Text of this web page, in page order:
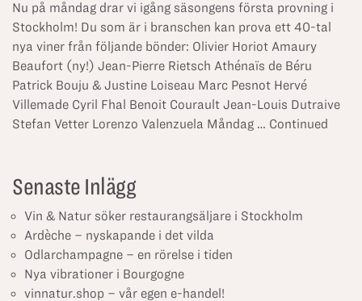
Nu på måndag drar vi igång säsongens första provning i
Stockholm! Du som är i branschen kan prova ett 40-tal
nya viner från följande bönder: Olivier Horiot Amaury
Beaufort (ny!) Jean-Pierre Rietsch Athénaïs de Béru
Patrick Bouju & Justine Loiseau Marc Pesnot Hervé
Villemade Cyril Fhal Benoit Courault Jean-Louis Dutraive
Stefan Vetter Lorenzo Valenzuela Måndag … Continued
Senaste Inlägg
Vin & Natur söker restaurangsäljare i Stockholm
Ardèche – nyskapande i det vilda
Odlarchampagne – en rörelse i tiden
Nya vibrationer i Bourgogne
vinnatur.shop – vår egen e-handel!